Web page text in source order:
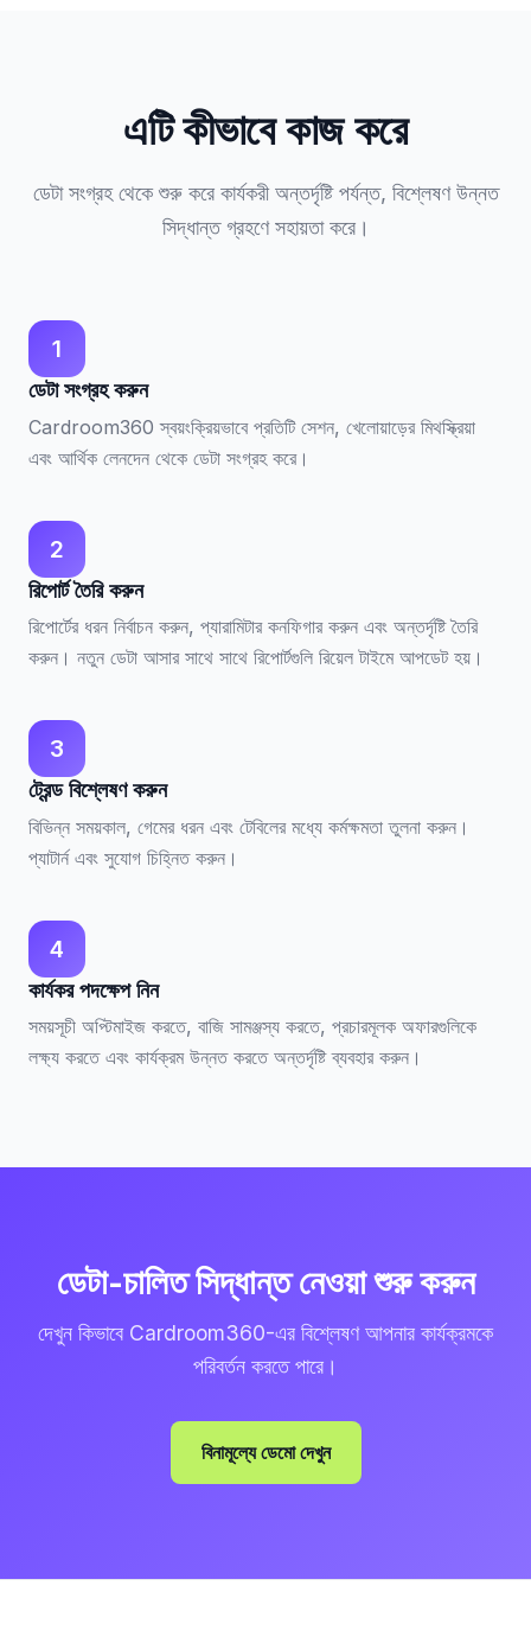
এটি কীভাবে কাজ করে
ডেটা সংগ্রহ থেকে শুরু করে কার্যকরী অন্তর্দৃষ্টি পর্যন্ত, বিশ্লেষণ উন্নত
সিদ্ধান্ত গ্রহণে সহায়তা করে।
1
ডেটা সংগ্রহ করুন
Cardroom360 স্বয়ংক্রিয়ভাবে প্রতিটি সেশন, খেলোয়াড়ের মিথস্ক্রিয়া
এবং আর্থিক লেনদেন থেকে ডেটা সংগ্রহ করে।
2
রিপোর্ট তৈরি করুন
রিপোর্টের ধরন নির্বাচন করুন, প্যারামিটার কনফিগার করুন এবং অন্তর্দৃষ্টি তৈরি
করুন। নতুন ডেটা আসার সাথে সাথে রিপোর্টগুলি রিয়েল টাইমে আপডেট হয়।
3
ট্রেন্ড বিশ্লেষণ করুন
বিভিন্ন সময়কাল, গেমের ধরন এবং টেবিলের মধ্যে কর্মক্ষমতা তুলনা করুন।
প্যাটার্ন এবং সুযোগ চিহ্নিত করুন।
4
কার্যকর পদক্ষেপ নিন
সময়সূচী অপ্টিমাইজ করতে, বাজি সামঞ্জস্য করতে, প্রচারমূলক অফারগুলিকে
লক্ষ্য করতে এবং কার্যক্রম উন্নত করতে অন্তর্দৃষ্টি ব্যবহার করুন।
ডেটা-চালিত সিদ্ধান্ত নেওয়া শুরু করুন
দেখুন কিভাবে Cardroom360-এর বিশ্লেষণ আপনার কার্যক্রমকে
পরিবর্তন করতে পারে।
বিনামূল্যে ডেমো দেখুন